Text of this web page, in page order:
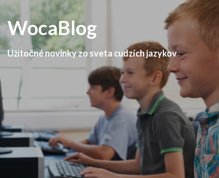
WocaBlog
Užitočné novinky zo sveta cudzích jazykov